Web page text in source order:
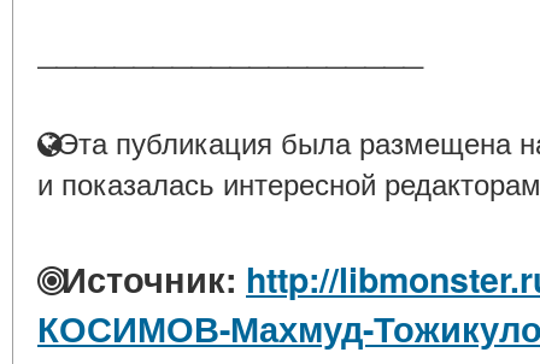
Эта публикация была размещена
и показалась интересной
Источник: http://
КОСИМОВ-Махмуд-